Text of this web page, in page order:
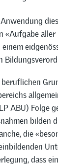
«Aufgabe
ABU) Folge
bilden
die
dass